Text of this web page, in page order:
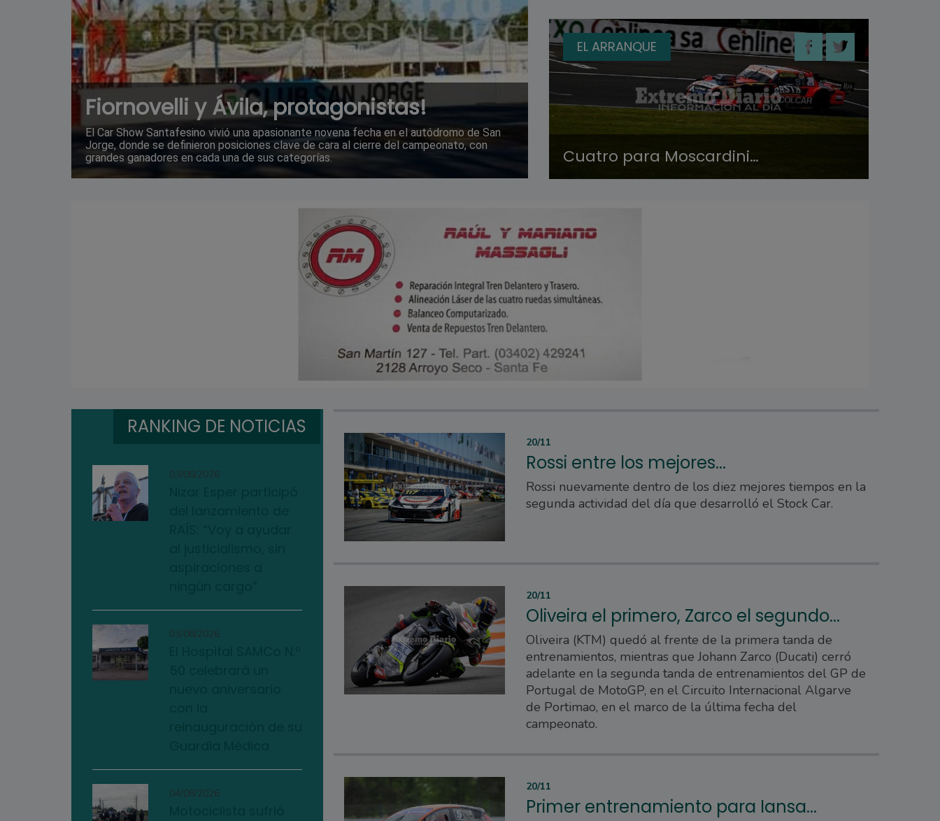
Fiornovelli y Ávila, protagonistas!
El Car Show Santafesino vivió una apasionante novena fecha en el autódromo de San
Jorge, donde se definieron posiciones clave de cara al cierre del campeonato, con
grandes ganadores en cada una de sus categorías.
EL ARRANQUE
Cuatro para Moscardini…
RANKING DE NOTICIAS
03/08/2026
03/08/2026
04/08/2026
20/11
Rossi entre los mejores...
Rossi nuevamente dentro de los diez mejores tiempos en la
segunda actividad del día que desarrolló el Stock Car.
20/11
Oliveira el primero, Zarco el segundo...
Oliveira (KTM) quedó al frente de la primera tanda de
entrenamientos, mientras que Johann Zarco (Ducati) cerró
adelante en la segunda tanda de entrenamientos del GP de
Portugal de MotoGP, en el Circuito Internacional Algarve
de Portimao, en el marco de la última fecha del
campeonato.
20/11
Primer entrenamiento para Iansa...